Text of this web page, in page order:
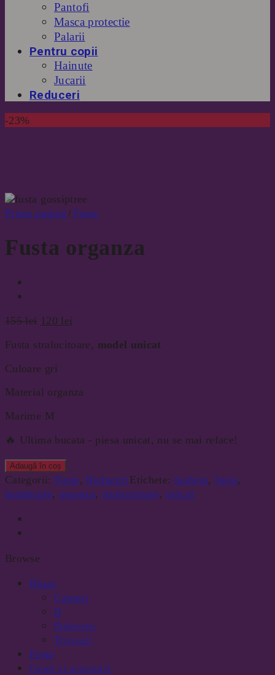
Pantofi
Masca protectie
Palarii
Pentru copii
Hainute
Jucarii
Reduceri
-23%
Prima pagină / Fuste
Fusta organza
155lei Prețul
a
155 lei.
120 lei
este:
Fusta stralucitoare, model unicat
Culoare gri
Material organza
Marime M
🔥 Ultima bucata - piesa unicat, nu se mai reface!
Adaugă în coș
Categorii: Fuste, Reduceri Etichete: fashion, fusta,
handmade, organza, stralucitoare,unicat
Browse
Bluze
Camasi
II
Pulovere
Tricouri
Fuste
Genti si accesorii